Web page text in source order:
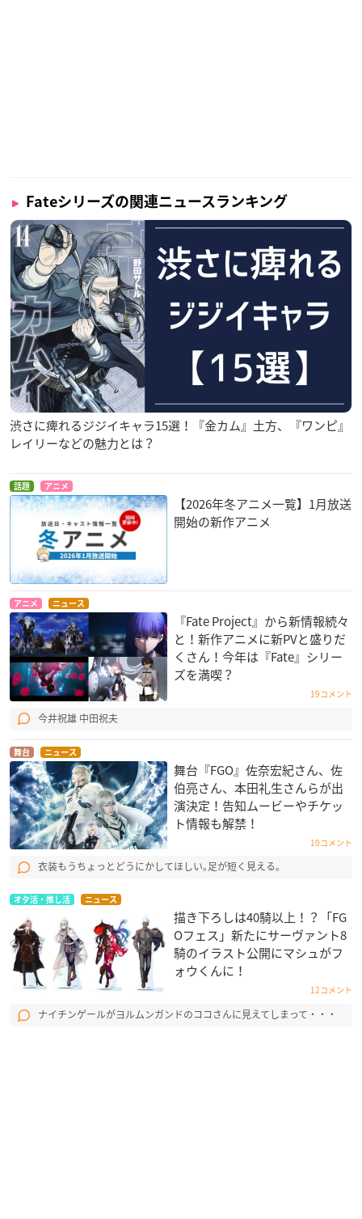
Fateシリーズの関連ニュースランキング
渋さに痺れるジジイキャラ15選！『金カム』土方、『ワンピ』
レイリーなどの魅力とは？
話題 アニメ
【2026年冬アニメ一覧】1月放送
開始の新作アニメ
アニメ ニュース
『Fate Project』から新情報続々
と！新作アニメに新PVと盛りだ
くさん！今年は『Fate』シリー
ズを満喫？
19コメント
今井祝雄 中田祝夫
舞台 ニュース
舞台『FGO』佐奈宏紀さん、佐
伯亮さん、本田礼生さんらが出
演決定！告知ムービーやチケッ
ト情報も解禁！
10コメント
衣装もうちょっとどうにかしてほしい｡足が短く見える｡
オタ活・推し活 ニュース
描き下ろしは40騎以上！？「FG
Oフェス」新たにサーヴァント8
騎のイラスト公開にマシュがフ
ォウくんに！
12コメント
ナイチンゲールがヨルムンガンドのココさんに見えてしまって・・・